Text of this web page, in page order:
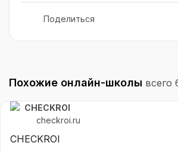
написала письмо на почту, мне
предложение на их курсе-это
публичной оферты.
То есть сделав оплату или
Поделиться
Похожие онлайн-школы всего
CHECKROI
checkroi.ru
CHECKROI